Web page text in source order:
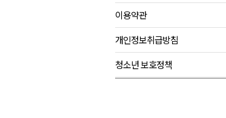
양구군, 원주환
<강원랜드> 관광
<강원랜드> 마
원주시, 하반기
이용약관
개인정보취급방침
청소년 보호정책